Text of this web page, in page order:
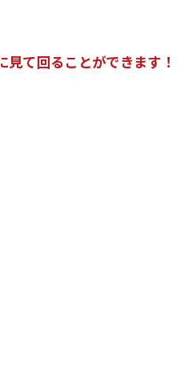
見て回ることができます！